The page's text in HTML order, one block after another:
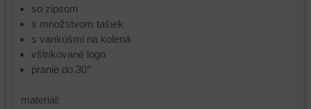
so zipsom
s množstvom tašiek
s vankúšmi na kolená
vštrikované logo
pranie do 30°
materiál: